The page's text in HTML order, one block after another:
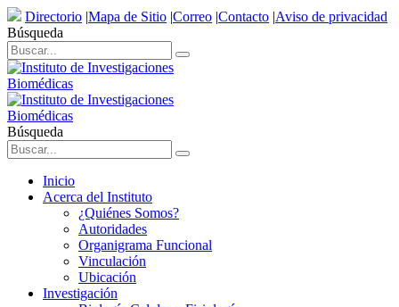
Directorio |Mapa de Sitio |Correo |Contacto |Aviso de privacidad
Búsqueda
Búsqueda
Inicio
Acerca del Instituto
¿Quiénes Somos?
Autoridades
Organigrama Funcional
Vinculación
Ubicación
Investigación